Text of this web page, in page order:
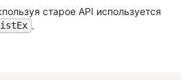
старое API используется
.